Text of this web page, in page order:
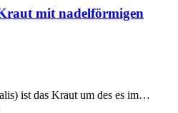
mit nadelförmigen
ist das Kraut um des es im…